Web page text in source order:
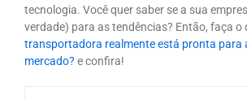
tecnologia. Você quer saber se a sua
verdade) para as tendências? Então, faça o
transportadora realmente está pronta para
mercado? e confira!